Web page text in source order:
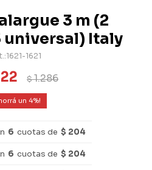
3 m (2
universal) Italy
1621-1621
$1.286
4
6 cuotas de $ 204
6 cuotas de $ 204